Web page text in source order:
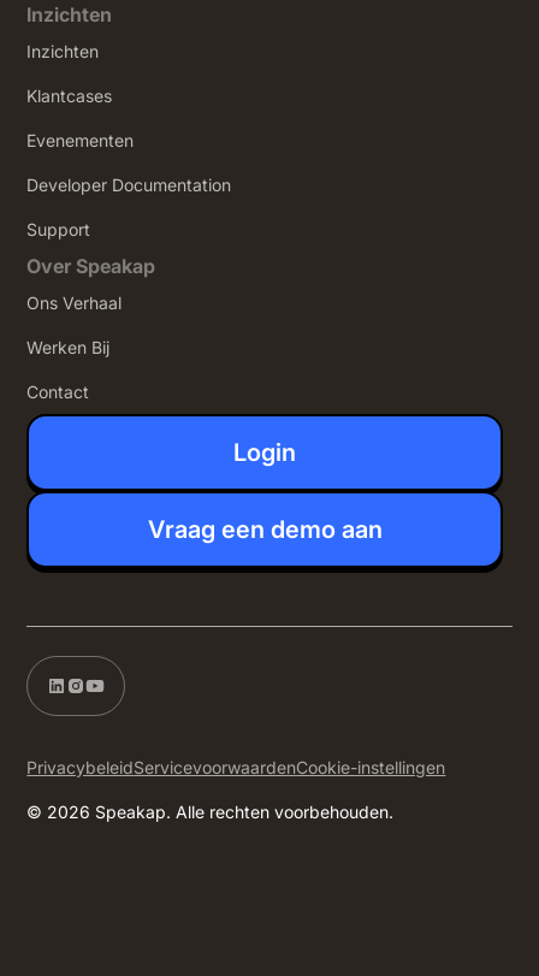
Inzichten
Inzichten
Klantcases
Evenementen
Developer Documentation
Support
Over Speakap
Ons Verhaal
Werken Bij
Contact
Login
Vraag een demo aan
© 2026 Speakap. Alle rechten voorbehouden.
PrivacybeleidServicevoorwaardenCookie-instellingen